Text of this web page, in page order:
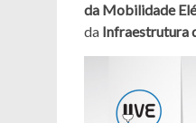
da Mobilidade
da Infraestrutura